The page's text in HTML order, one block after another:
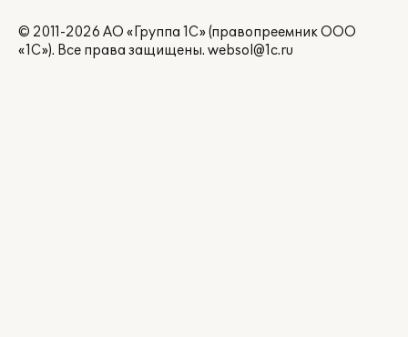
© 2011-2026 АО «Группа 1С» (правопреемник ООО
«1С»). Все права защищены. websol@1c.ru